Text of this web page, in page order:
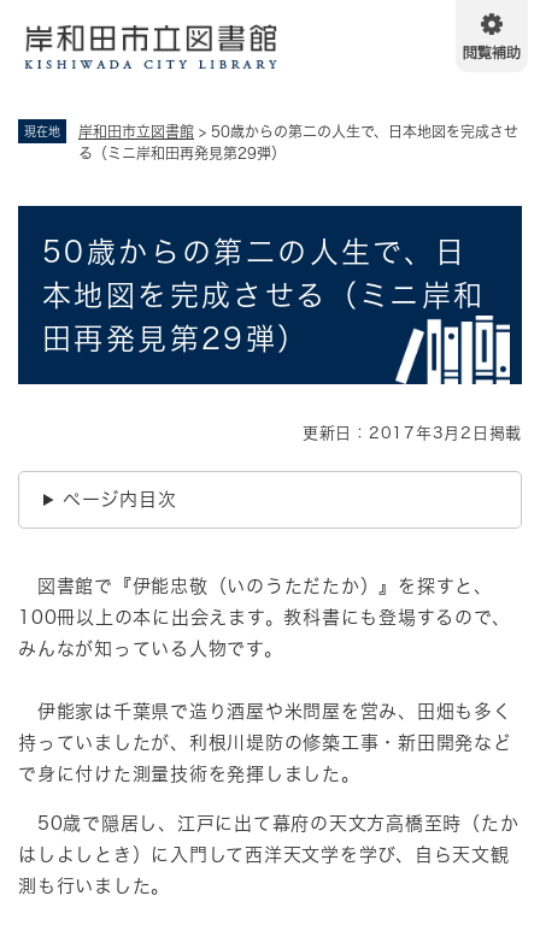
現在地 岸和田市立図書館 > 50歳からの第二の人生で、日本地図を完成させ
る（ミニ岸和田再発見第29弾）
50歳からの第二の人生で、日
本地図を完成させる（ミニ岸和
田再発見第29弾）
更新日：2017年3月2日掲載
ページ内目次
図書館で『伊能忠敬（いのうただたか）』を探すと、
100冊以上の本に出会えます。教科書にも登場するので、
みんなが知っている人物です。
伊能家は千葉県で造り酒屋や米問屋を営み、田畑も多く
持っていましたが、利根川堤防の修築工事・新田開発など
で身に付けた測量技術を発揮しました。
50歳で隠居し、江戸に出て幕府の天文方高橋至時（たか
はしよしとき）に入門して西洋天文学を学び、自ら天文観
測も行いました。